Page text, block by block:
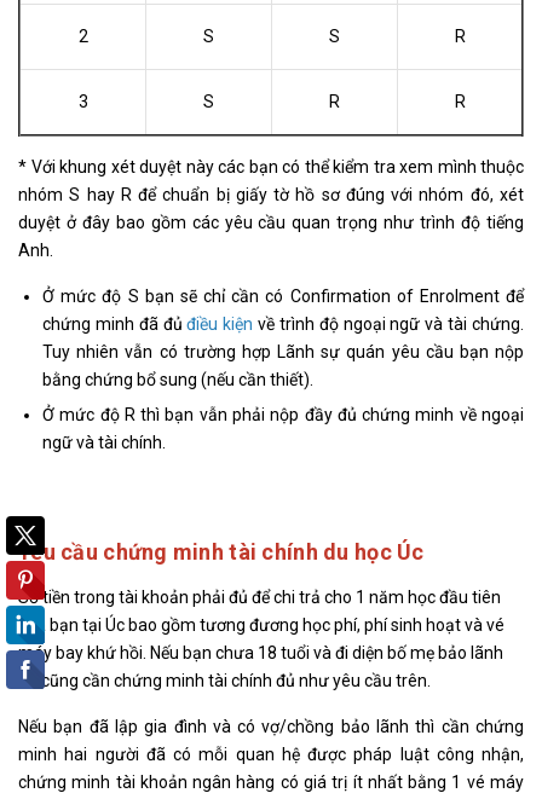
2 S S R
3 S R R
* Với khung xét duyệt này các bạn có thể kiểm tra xem mình thuộc
nhóm S hay R để chuẩn bị giấy tờ hồ sơ đúng với nhóm đó, xét
duyệt ở đây bao gồm các yêu cầu quan trọng như trình độ tiếng
Anh.
Ở mức độ S bạn sẽ chỉ cần có Confirmation of Enrolment để
chứng minh đã đủđiều kiện về trình độ ngoại ngữ và tài chứng.
Tuy nhiên vẫn có trường hợp Lãnh sự quán yêu cầu bạn nộp
bằng chứng bổ sung (nếu cần thiết).
Ở mức độ R thì bạn vẫn phải nộp đầy đủ chứng minh về ngoại
ngữ và tài chính.
Yêu cầu chứng minh tài chính du học Úc
Số tiền trong tài khoản phải đủ để chi trả cho 1 năm học đầu tiên
của bạn tại Úc bao gồm tương đương học phí, phí sinh hoạt và vé
máy bay khứ hồi. Nếu bạn chưa 18 tuổi và đi diện bố mẹ bảo lãnh
thì cũng cần chứng minh tài chính đủ như yêu cầu trên.
Nếu bạn đã lập gia đình và có vợ/chồng bảo lãnh thì cần chứng
minh hai người đã có mỗi quan hệ được pháp luật công nhận,
chứng minh tài khoản ngân hàng có giá trị ít nhất bằng 1 vé máy